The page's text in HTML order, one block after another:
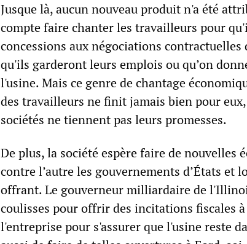
Jusque là, aucun nouveau produit n'a été
compte faire chanter les travailleurs pour
concessions aux négociations contractuelles
qu'ils garderont leurs emplois ou qu’on
l'usine. Mais ce genre de chantage
des travailleurs ne finit jamais bien pour
sociétés ne tiennent pas leurs promesses.
De plus, la société espère faire de nouvelles
contre l’autre les gouvernements d’États et
offrant. Le gouverneur milliardaire de
coulisses pour offrir des incitations fiscales
l'entreprise pour s'assurer que l'usine reste